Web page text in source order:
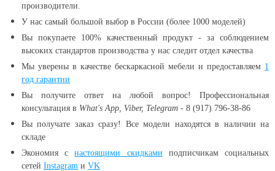
производители.
У нас самый большой выбор в России (более 1000 моделей)
Вы покупаете 100% качественный продукт - за соблюдением
высоких стандартов производства у нас следит отдел качества
Мы уверены в качестве бескаркасной мебели и предоставляем 1
год гарантии
Вы получите ответ на любой вопрос! Профессиональная
консультация в What's App, Viber, Telegram - 8 (917) 796-38-86
Вы получате заказ сразу! Все модели находятся в наличии на
складе
Экономия снастоящими скидками подписчикам социальных
сетей Instagram и VK